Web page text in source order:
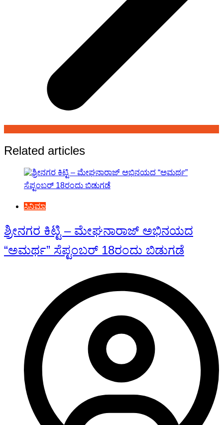
Related articles
ಸಿನಿಮಾ
ಶ್ರೀನಗರ ಕಿಟ್ಟಿ – ಮೇಘನಾರಾಜ್ ಅಭಿನಯದ
“ಅಮರ್ಥ” ಸೆಪ್ಟಂಬರ್ 18ರಂದು ಬಿಡುಗಡೆ